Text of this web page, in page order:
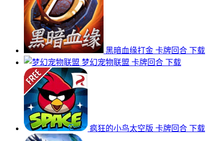
黑暗血缘打金 卡牌回合 下载
梦幻宠物联盟 卡牌回合 下载
疯狂的小鸟太空版 卡牌回合 下载